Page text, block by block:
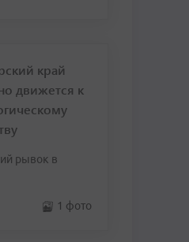
край
движется к
рывок в
1 фото